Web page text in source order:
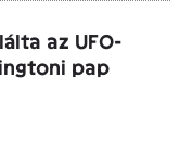
az UFO-
pap